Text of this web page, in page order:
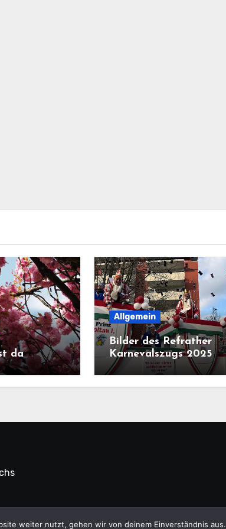
da
Allgemein
Bilder des Refrather
Karnevalszugs 2025
© Alle Rechte vorbehalten. | Blogusvon
weiter nutzt, gehen wir von deinem Einverständnis aus.